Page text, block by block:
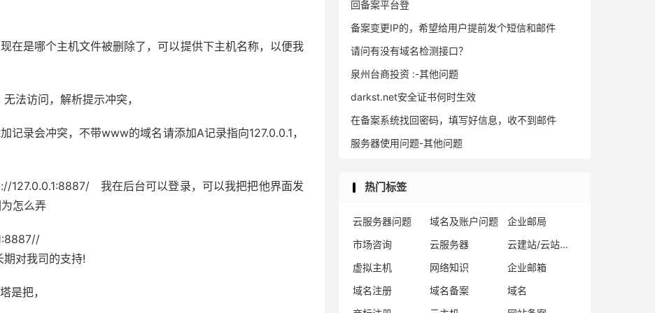
在是哪个主机文件被删除了，可以提供下主机名称，以便我
法访问，解析提示冲突，
记录会冲突，不带www的域名请添加A记录指向127.0.0.1，
127.0.0.1:8887/ 我在后台可以登录，可以我把把他界面发
怎么弄
对我司的支持!
是把，
回备案平台登
备案变更IP的，希望给用户提前发个短信和邮件
请问有没有域名检测接口？
泉州台商投资 :-其他问题
darkst.net安全证书何时生效
在备案系统找回密码，填写好信息，收不到邮件
服务器使用问题-其他问题
热门标签
云服务器问题 域名及账户问题
企业邮局
市场咨询
云服务器
云建站/云站群/小程序
虚拟主机
网络知识
企业邮箱
域名注册
域名备案
域名